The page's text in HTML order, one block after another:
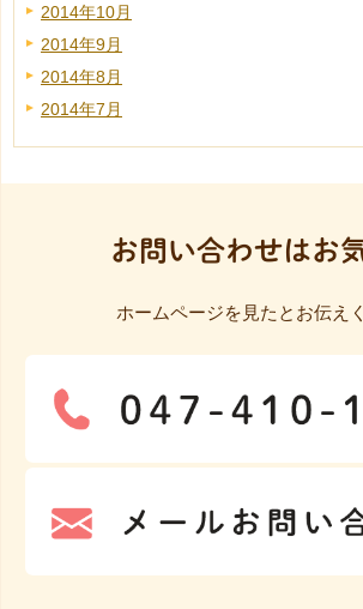
2014年10月
2014年9月
2014年8月
2014年7月
お問い合わせはお
ホームページを見たとお伝え